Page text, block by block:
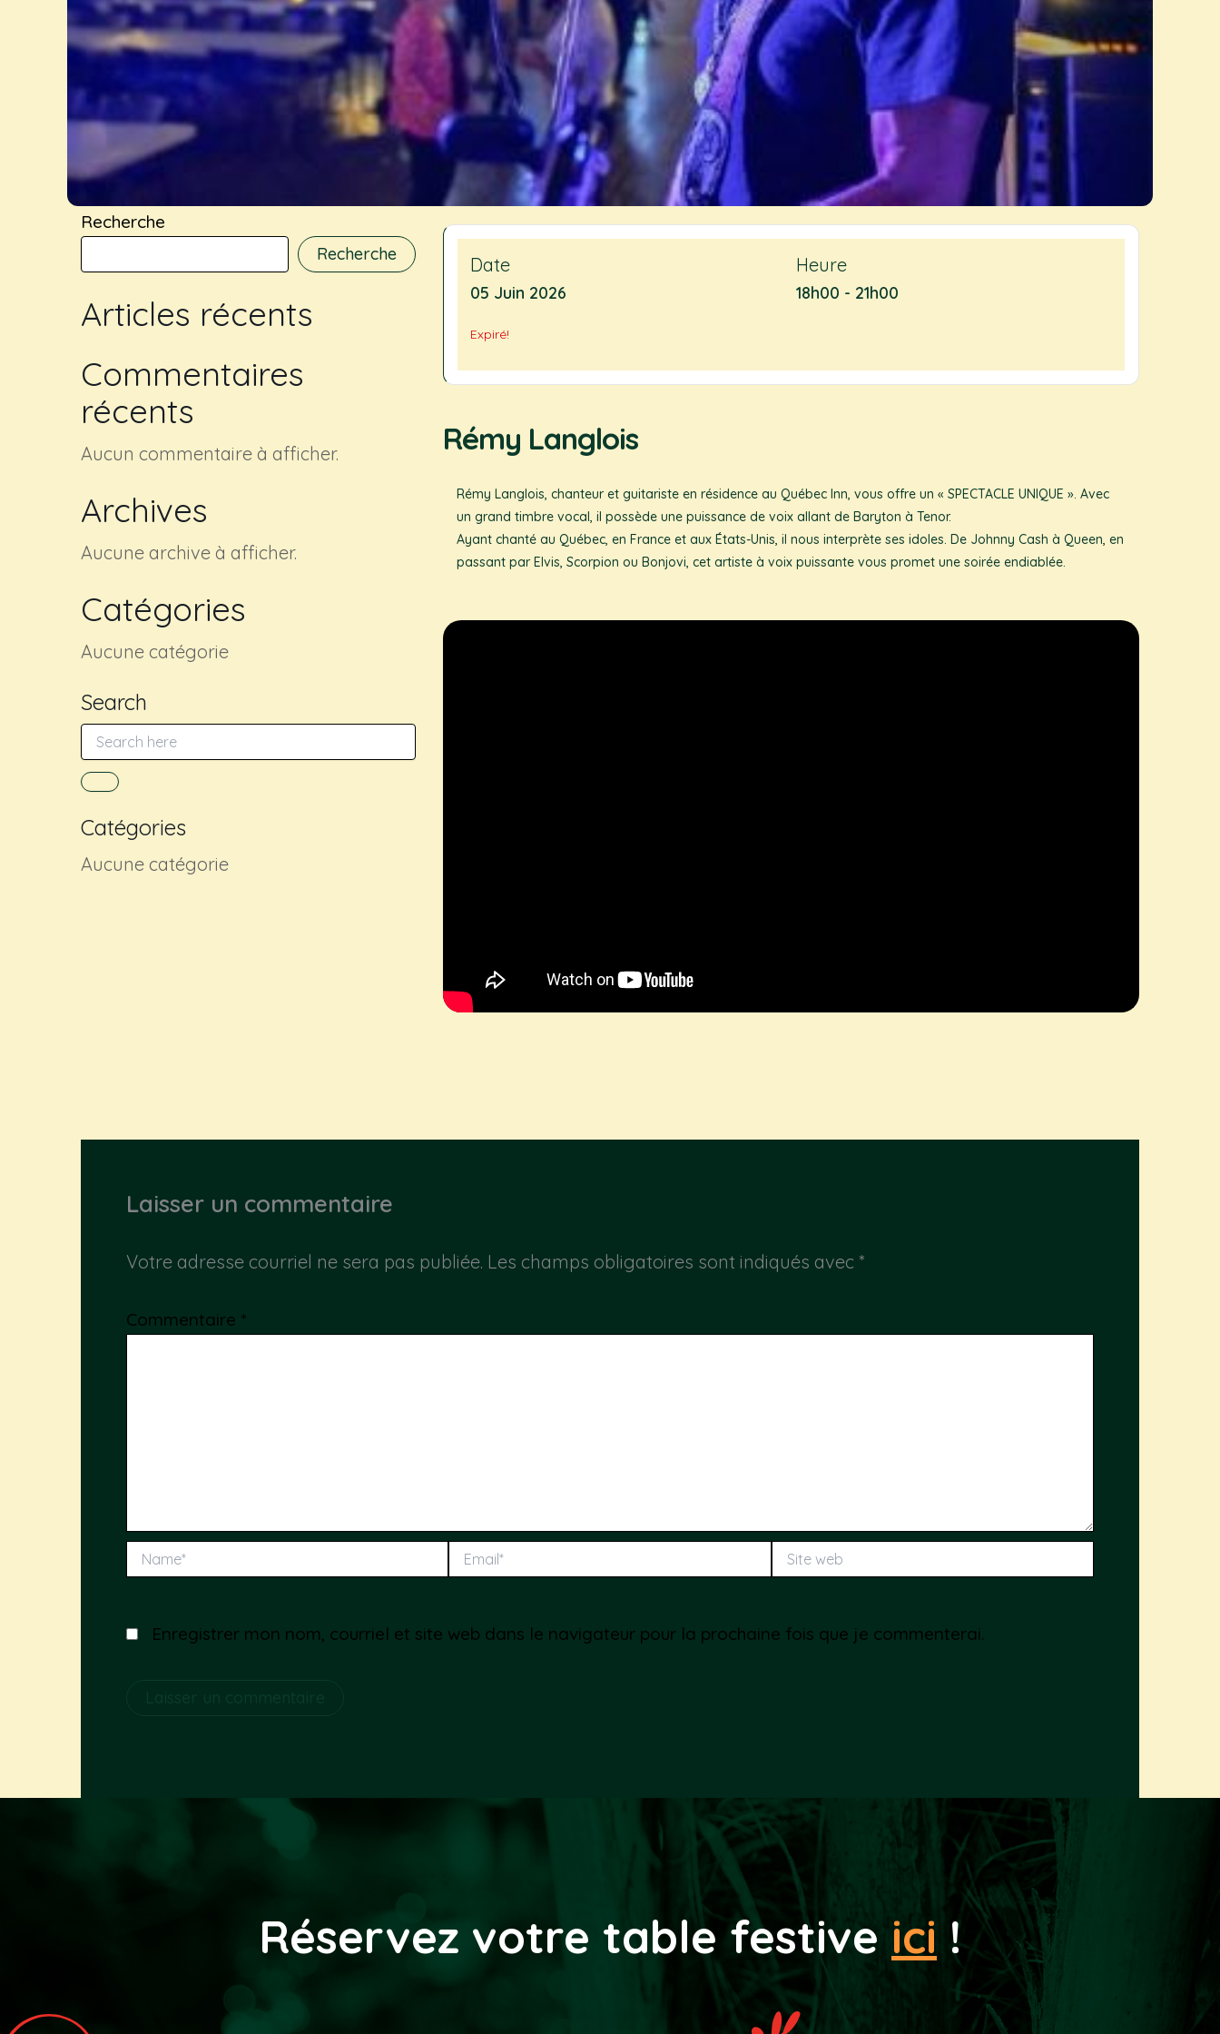
Recherche
Recherche
Articles récents
Commentaires
récents
Aucun commentaire à afficher.
Archives
Aucune archive à afficher.
Catégories
Aucune catégorie
Search
Catégories
Aucune catégorie
Date
05 Juin 2026
Expiré!
Heure
18h00 - 21h00
Rémy Langlois
Rémy Langlois, chanteur et guitariste en résidence au Québec Inn, vous offre un « SPECTACLE UNIQUE ». Avec
un grand timbre vocal, il possède une puissance de voix allant de Baryton à Tenor.
Ayant chanté au Québec, en France et aux États-Unis, il nous interprète ses idoles. De Johnny Cash à Queen, en
passant par Elvis, Scorpion ou Bonjovi, cet artiste à voix puissante vous promet une soirée endiablée.
Laisser un commentaire
Votre adresse courriel ne sera pas publiée. Les champs obligatoires sont indiqués avec *
Commentaire *
Name* Email*
Site
web
Enregistrer mon nom, courriel et site web dans le navigateur pour la prochaine fois que je commenterai.
Réservez votre table festive ici !